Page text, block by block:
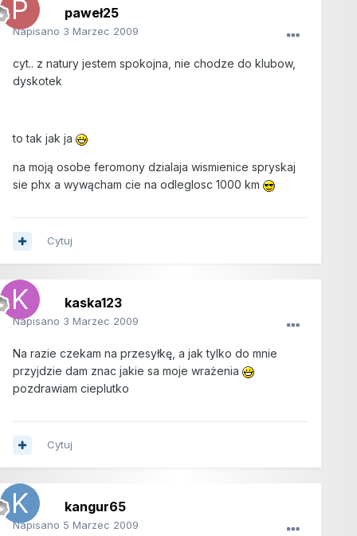
paweł25
Napisano 3 Marzec 2009
cyt.. z natury jestem spokojna, nie chodze do klubow,
dyskotek
to tak jak ja
na moją osobe feromony dzialaja wismienice spryskaj
sie phx a wywącham cie na odleglosc 1000 km
Cytuj
kaska123
Napisano 3 Marzec 2009
Na razie czekam na przesyłkę, a jak tylko do mnie
przyjdzie dam znac jakie sa moje wrażenia
pozdrawiam cieplutko
Cytuj
kangur65
Napisano 5 Marzec 2009